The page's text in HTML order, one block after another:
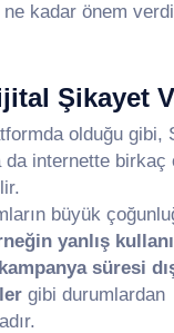
kadar önem
Şikayet
olduğu gibi,
da internette birkaç
büyük
yanlış
kampanya süresi
gibi durumlardan